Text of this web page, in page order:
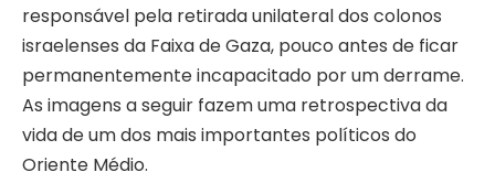
responsável pela retirada unilateral dos colonos
israelenses da Faixa de Gaza, pouco antes de ficar
permanentemente incapacitado por um derrame.
As imagens a seguir fazem uma retrospectiva da
vida de um dos mais importantes políticos do
Oriente Médio.